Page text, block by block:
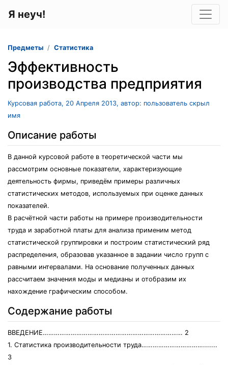
Я неуч!
Предметы Статистика
Эффективность
производства предприятия
Курсовая работа, 20 Апреля 2013, автор: пользователь скрыл
имя
Описание работы
В данной курсовой работе в теоретической части мы
рассмотрим основные показатели, характеризующие
деятельность фирмы, приведём примеры различных
статистических методов, используемых при оценке данных
показателей.
В расчётной части работы на примере производительности
труда и заработной платы для анализа применим метод
статистической группировки и построим статистический ряд
распределения, образовав указанное в задании число групп с
равными интервалами. На основание полученных данных
рассчитаем значения моды и медианы и отобразим их
нахождение графическим способом.
Содержание работы
ВВЕДЕНИЕ………………………………………………………………… 2
1. Статистика производительности труда…………………………….......
3